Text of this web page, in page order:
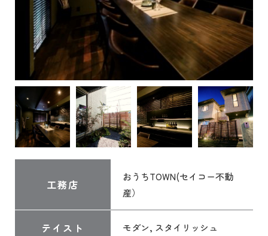
工務店
おうちTOWN(セイコー不動
産）
テイスト モダン, スタイリッシュ